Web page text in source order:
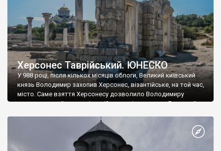
Херсонес Таврійський. ЮНЕСКО
У 988 році, після кількох місяців облоги, Великий київський
князь Володимир захопив Херсонес, візантійське, на той час,
місто. Саме взяття Херсонесу дозволило Володимиру
диктувати свої умови візантійському імператору Василю ІІ, та
Херсонесі Володимир-язичник, став Василем-християнином.
А потім було Хрещення Русі. На честь Херсонесу Таврійського